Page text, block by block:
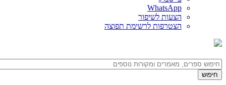
WhatsApp
הצעות לשיפור
הצטרפות לרשימת תפוצה